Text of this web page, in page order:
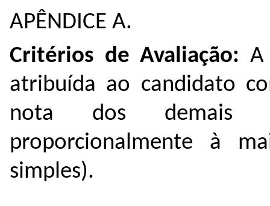
APÊNDICE A.
Critérios de Avaliação:
atribuída ao candidato
nota dos demais
proporcionalmente à
simples).